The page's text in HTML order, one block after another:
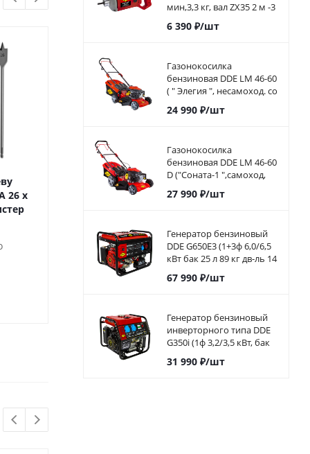
26 х
Сверло по дереву
перовое ПРАКТИКА 13 х
Достаточно
Сверло по
мин,3,3 кг, вал ZX35 2 м -3
6 390₽/шт
Газонокосилка
бензиновая DDE LM 46-60
( " Элегия ", несамоход. со
сборником, 46см, 4,5 л,с.)
24 990₽/шт
Газонокосилка
бензиновая DDE LM 46-60
D ("Соната-1 ",самоход,
46cм, DDE 139 куб.см, 4л.с,
60л)
27 990₽/шт
Генератор бензиновый
DDE G650E3 (1+3ф 6,0/6,5
кВт бак 25 л 89 кг дв-ль 14
л.с. элстарт)917-446
67 990₽/шт
Генератор бензиновый
инверторного типа DDE
G350i (1ф 3,2/3,5 кВт, бак
5,7 л, дв-ль 7 л.с.)794-968
31 990₽/шт